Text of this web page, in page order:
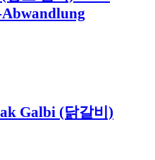
Galbi (닭갈비)